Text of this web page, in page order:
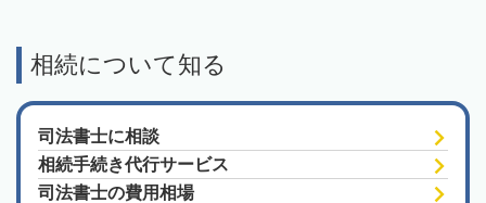
相続について知る
司法書士に相談
相続手続き代行サービス
司法書士の費用相場